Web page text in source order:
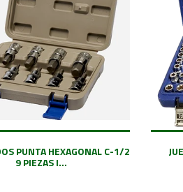
PUNTA HEXAGONAL C-1/2
9 PIEZAS I...